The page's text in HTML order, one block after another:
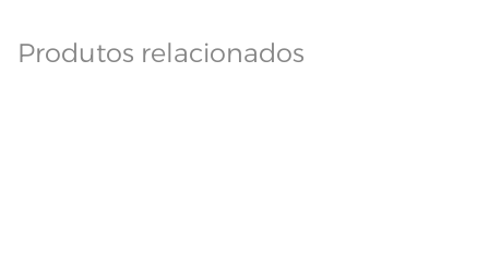
Produtos relacionados